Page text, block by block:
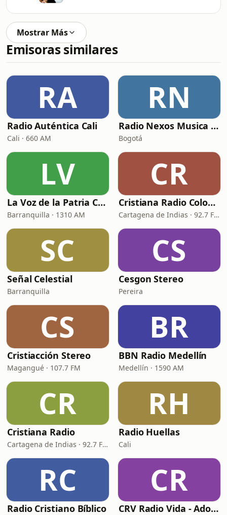
Mostrar Más
Emisoras similares
RA
Radio Auténtica Cali
Cali · 660 AM
RN
Radio Nexos Musica Cristiana (Iglesia De Jesucristo)
Bogotá
LV
La Voz de la Patria Celestial
Barranquilla · 1310 AM
CR
Cristiana Radio Colombia
Cartagena de Indias · 92.7 FM
SC
Señal Celestial
Barranquilla
CS
Cesgon Stereo
Pereira
CS
Cristiacción Stereo
Magangué · 107.7 FM
BR
BBN Radio Medellín
Medellín · 1590 AM
CR
Cristiana Radio
Cartagena de Indias · 92.7 FM
RH
Radio Huellas
Cali
RC
Radio Cristiano Bíblico
CR
CRV Radio Vida - Adoracion